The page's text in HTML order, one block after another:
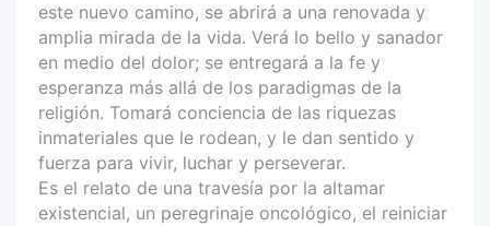
este nuevo camino, se abrirá a una renovada y
amplia mirada de la vida. Verá lo bello y sanador
en medio del dolor; se entregará a la fe y
esperanza más allá de los paradigmas de la
religión. Tomará conciencia de las riquezas
inmateriales que le rodean, y le dan sentido y
fuerza para vivir, luchar y perseverar.
Es el relato de una travesía por la altamar
existencial, un peregrinaje oncológico, el reiniciar